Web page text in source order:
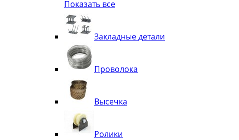
Квадрат
Труба декоративная
Элементы орнамента из квадрата, трубы
Узоры
Лавки
Показать все
Закладные детали
Проволока
Высечка
Ролики